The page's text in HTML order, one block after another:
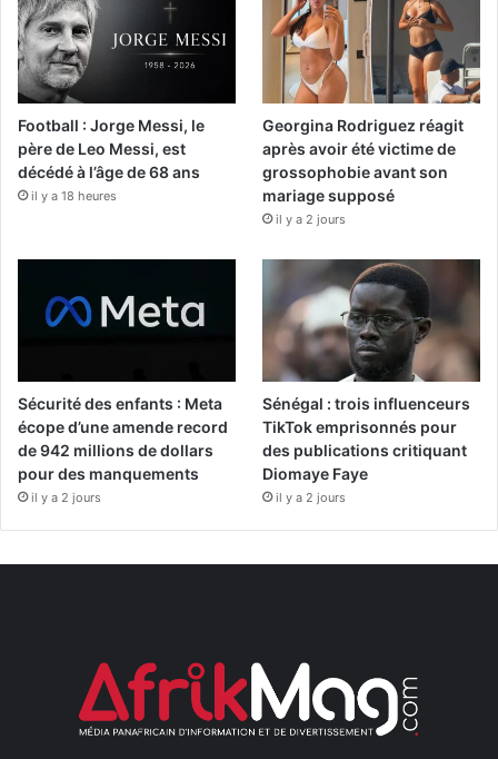
Football : Jorge Messi, le
père de Leo Messi, est
décédé à l’âge de 68 ans
il y a 18 heures
Georgina Rodriguez réagit
après avoir été victime de
grossophobie avant son
mariage supposé
il y a 2 jours
Sécurité des enfants : Meta
écope d’une amende record
de 942 millions de dollars
pour des manquements
il y a 2 jours
Sénégal : trois influenceurs
TikTok emprisonnés pour
des publications critiquant
Diomaye Faye
il y a 2 jours